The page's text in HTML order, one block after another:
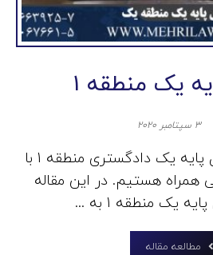
یک منطقه 1
۳ سپتامبر ۲۰۲۰
امروز با موضوع وکیل پایه یک دادگستری منطقه 1 با
همراه هستیم. در این مقاله
یک منطقه 1 به ...
مطالعه مقاله